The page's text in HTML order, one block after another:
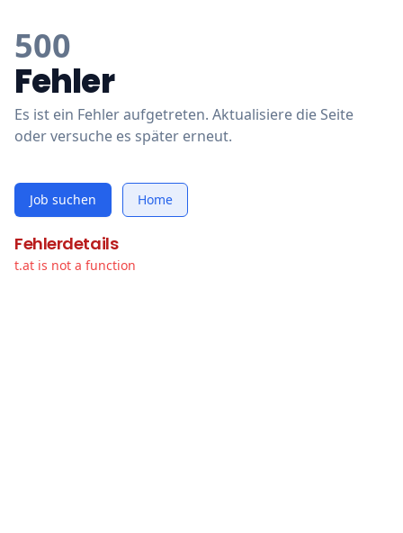
500
Fehler
Es ist ein Fehler aufgetreten. Aktualisiere die Seite
oder versuche es später erneut.
Job suchen Home
Fehlerdetails
t.at is not a function